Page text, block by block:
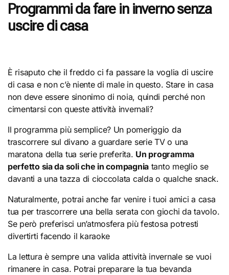
Programmi da fare in inverno senza
uscire di casa
È risaputo che il freddo ci fa passare la voglia di uscire
di casa e non c’è niente di male in questo. Stare in casa
non deve essere sinonimo di noia, quindi perché non
cimentarsi con queste attività invernali?
Il programma più semplice? Un pomeriggio da
trascorrere sul divano a guardare serie TV o una
maratona della tua serie preferita. Un programma
perfetto sia da soli che in compagnia tanto meglio se
davanti a una tazza di cioccolata calda o qualche snack.
Naturalmente, potrai anche far venire i tuoi amici a casa
tua per trascorrere una bella serata con giochi da tavolo.
Se però preferisci un’atmosfera più festosa potresti
divertirti facendo il karaoke
La lettura è sempre una valida attività invernale se vuoi
rimanere in casa. Potrai preparare la tua bevanda